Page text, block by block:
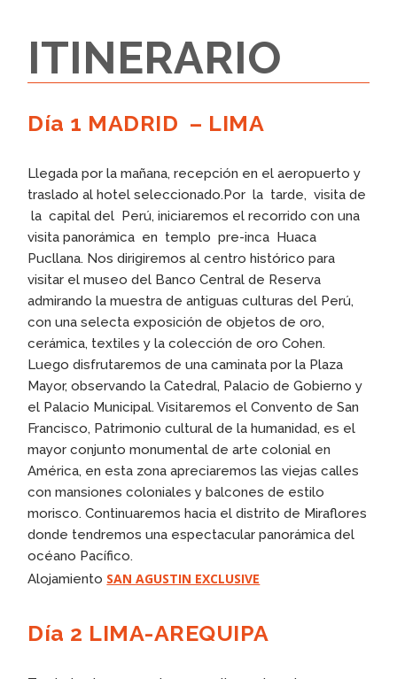
ITINERARIO
Día 1 MADRID – LIMA
Llegada por la mañana, recepción en el aeropuerto y
traslado al hotel seleccionado.Por la tarde, visita de
la capital del Perú, iniciaremos el recorrido con una
visita panorámica en templo pre-inca Huaca
Pucllana. Nos dirigiremos al centro histórico para
visitar el museo del Banco Central de Reserva
admirando la muestra de antiguas culturas del Perú,
con una selecta exposición de objetos de oro,
cerámica, textiles y la colección de oro Cohen.
Luego disfrutaremos de una caminata por la Plaza
Mayor, observando la Catedral, Palacio de Gobierno y
el Palacio Municipal. Visitaremos el Convento de San
Francisco, Patrimonio cultural de la humanidad, es el
mayor conjunto monumental de arte colonial en
América, en esta zona apreciaremos las viejas calles
con mansiones coloniales y balcones de estilo
morisco. Continuaremos hacia el distrito de Miraflores
donde tendremos una espectacular panorámica del
océano Pacífico.
Alojamiento SAN AGUSTIN EXCLUSIVE
Día 2 LIMA-AREQUIPA